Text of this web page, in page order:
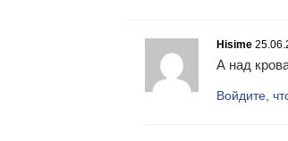
Hisime
А над
Войдите,